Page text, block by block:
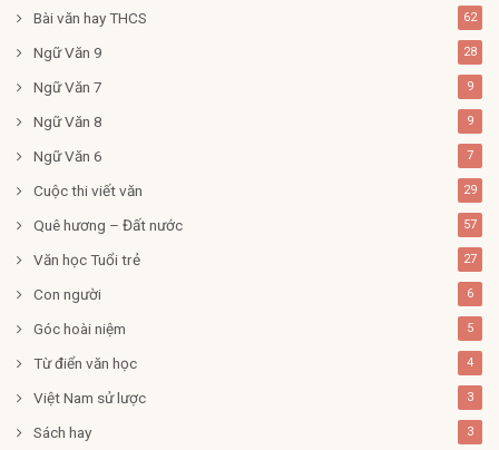
Bài văn hay THCS 62
Ngữ Văn 9 28
Ngữ Văn 7 9
Ngữ Văn 8 9
Ngữ Văn 6 7
Cuộc thi viết văn 29
Quê hương – Đất nước 57
Văn học Tuổi trẻ 27
Con người 6
Góc hoài niệm 5
Từ điển văn học 4
Việt Nam sử lược 3
Sách hay 3